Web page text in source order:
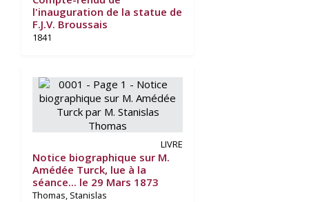
l'inauguration de la statue de
F.J.V. Broussais
1841
LIVRE
Notice biographique sur M.
Amédée Turck, lue à la
séance... le 29 Mars 1873
Thomas, Stanislas